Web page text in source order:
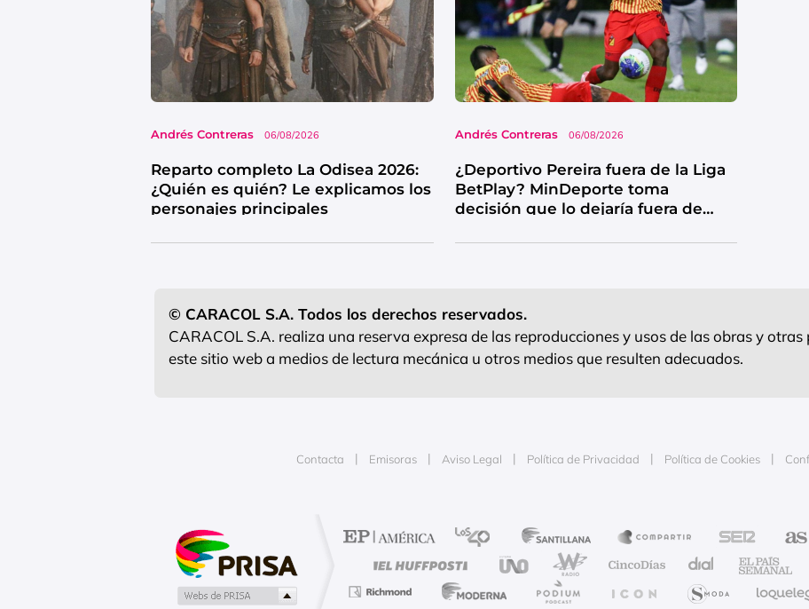
Andrés Contreras 06/08/2026
Reparto completo La Odisea 2026:
¿Quién es quién? Le explicamos los
personajes principales
Andrés Contreras 06/08/2026
¿Deportivo Pereira fuera de la Liga
BetPlay? MinDeporte toma
decisión que lo dejaría fuera de
© CARACOL S.A. Todos los derechos reservados.
CARACOL S.A. realiza una reserva expresa de las reproducciones y usos de las obras y otras
este sitio web a medios de lectura mecánica u otros medios que resulten adecuados.
Contacta Emisoras Aviso Legal Política de Privacidad Política de Cookies